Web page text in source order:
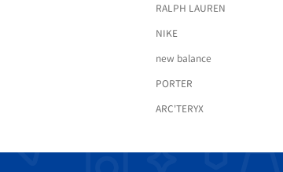
RALPH LAUREN
NIKE
new balance
PORTER
ARC'TERYX